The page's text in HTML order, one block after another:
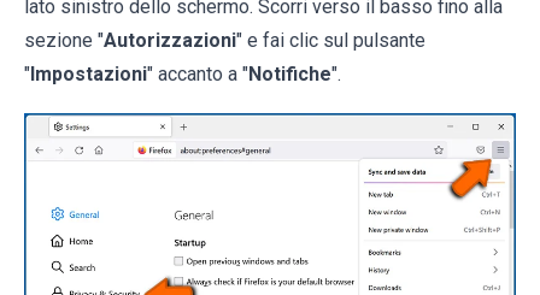
lato sinistro dello schermo. Scorri verso il basso fino alla
sezione "Autorizzazioni" e fai clic sul pulsante
" Impostazioni" accanto a "Notifiche".